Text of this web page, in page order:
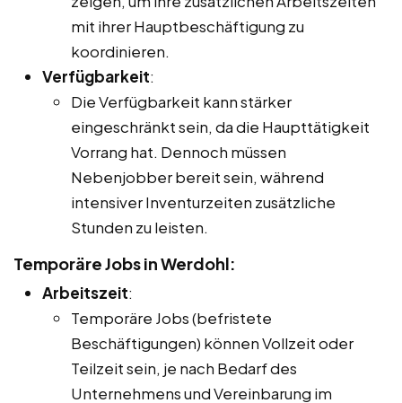
mit ihrer Hauptbeschäftigung zu
koordinieren.
Verfügbarkeit:
Die Verfügbarkeit kann stärker
eingeschränkt sein, da die Haupttätigkeit
Vorrang hat. Dennoch müssen
Nebenjobber bereit sein, während
intensiver Inventurzeiten zusätzliche
Stunden zu leisten.
Temporäre Jobs in Werdohl:
Arbeitszeit:
Temporäre Jobs (befristete
Beschäftigungen) können Vollzeit oder
Teilzeit sein, je nach Bedarf des
Unternehmens und Vereinbarung im